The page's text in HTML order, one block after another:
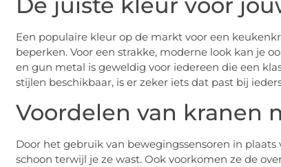
Een populaire kleur op de markt voor een
beperken. Voor een strakke, moderne look kan je
en gun metal is geweldig voor iedereen die een
stijlen beschikbaar, is er zeker iets dat past bij
Voordelen van kranen
Door het gebruik van bewegingssensoren in
schoon terwijl je ze wast. Ook voorkomen ze de